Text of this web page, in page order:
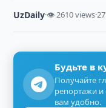
UzDaily·👁 2610 views·
Будьте в
Получайте
репортажи и
вам удобно.